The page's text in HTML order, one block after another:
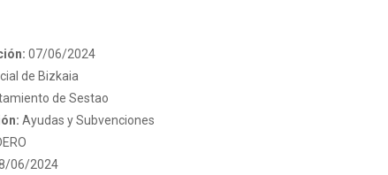
07/06/2024
de Bizkaia
de Sestao
Ayudas y Subvenciones
06/2024